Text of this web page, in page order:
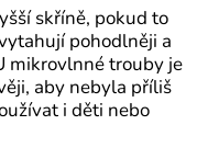
skříně, pokud to
pohodlněji a
mikrovlnné trouby je
aby nebyla příliš
i děti nebo